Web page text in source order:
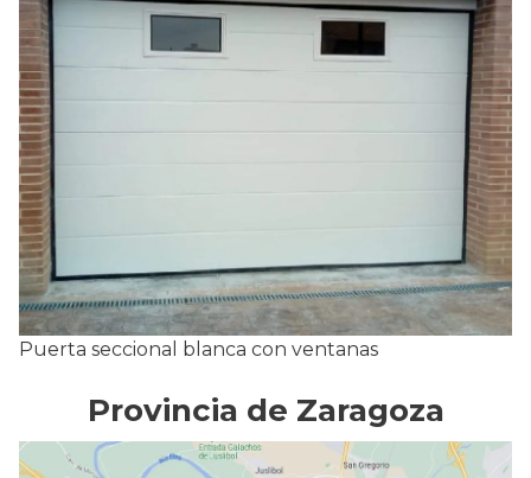
Puerta seccional blanca con ventanas
Provincia de Zaragoza